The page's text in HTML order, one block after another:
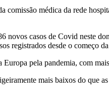
comissão médica da rede
novos casos de Covid neste
registrados desde o começo
Europa pela pandemia, com
mais baixos do que